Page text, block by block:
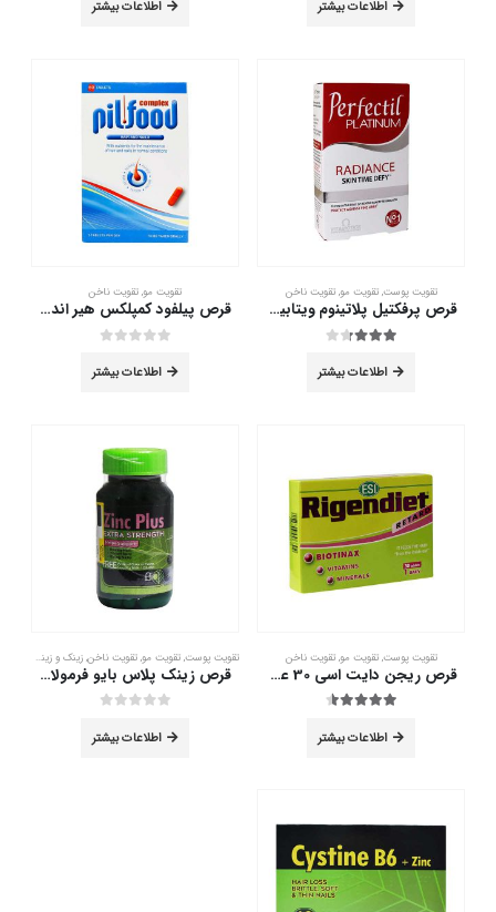
اطلاعات بیشتر اطلاعات بیشتر
تقویت پوست,تقویت مو,تقویت ناخن
قرص پرفکتیل پلاتینوم ویتابیوتیکس 60 عددی
اطلاعات بیشتر
تقویت مو, تقویت ناخن
قرص پیلفود کمپلکس هیر اند نیلز 60 عددی
اطلاعات بیشتر
تقویت پوست,تقویت مو,تقویت ناخن
قرص ریجن دایت اسی 30 عدد
اطلاعات بیشتر
تقویت پوست, تقویت مو, تقویت ناخن, زینک و زینک پلاس
قرص زینک پلاس بایو فرمولا 30 عدد
اطلاعات بیشتر